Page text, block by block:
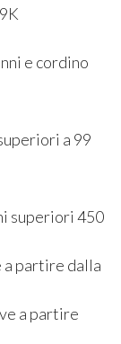
e cordino
a 99
superiori 450
a partire dalla
a partire